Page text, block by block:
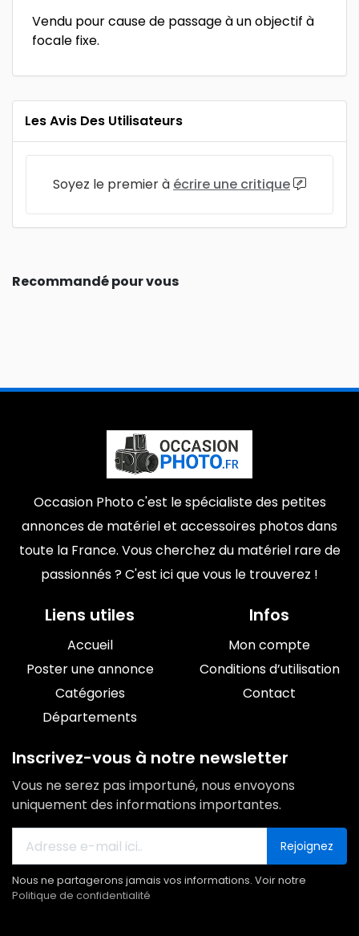
Vendu pour cause de passage à un objectif à
focale fixe.
Les Avis Des Utilisateurs
Soyez le premier à écrire une critique
Recommandé pour vous
Occasion Photo c'est le spécialiste des petites
annonces de matériel et accessoires photos dans
toute la France. Vous cherchez du matériel rare de
passionnés ? C'est ici que vous le trouverez !
Liens utiles
Accueil
Poster une annonce
Catégories
Départements
Infos
Mon compte
Conditions d’utilisation
Contact
Inscrivez-vous à notre newsletter
Vous ne serez pas importuné, nous envoyons
uniquement des informations importantes.
Rejoignez
Nous ne partagerons jamais vos informations. Voir notre
Politique de confidentialité